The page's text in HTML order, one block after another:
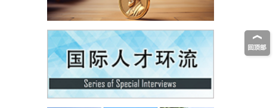
庆应义塾大学阐明脑内“游击手”小胶质细胞包
裹保护受损神经细胞的机制，有望用于开发
阿尔茨海默病等疾病疗法
日本东北大学与横滨橡胶全球首次从纳米尺
度揭示橡胶—黄铜粘接界面劣化抑制机制，
为提升轮胎安全性与耐久性的材料设计开辟
道路
科学研究
近畿大学等发现植物染料“日本茜”的红色成分
可抑制老化与炎症，有望成为新型功能性材
料
科学研究